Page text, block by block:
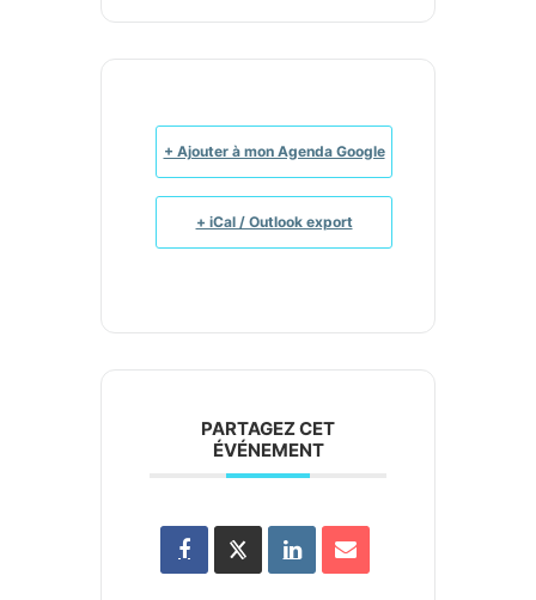
+ Ajouter à mon Agenda Google
+ iCal / Outlook export
PARTAGEZ CET
ÉVÉNEMENT